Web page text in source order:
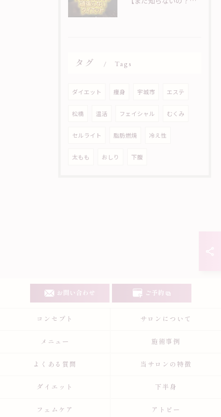
タグ Tags
ダイエット 痩身 宇城市 エステ
松橋 温活 フェイシャル むくみ
セルライト 脂肪燃焼 冷え性
太もも おしり 下腹
お問い合わせ ご予約
コンセプト サロンについて
メニュー 施術事例
よくある質問 当サロンの特徴
ダイエット 下半身
フェムケア アトピー